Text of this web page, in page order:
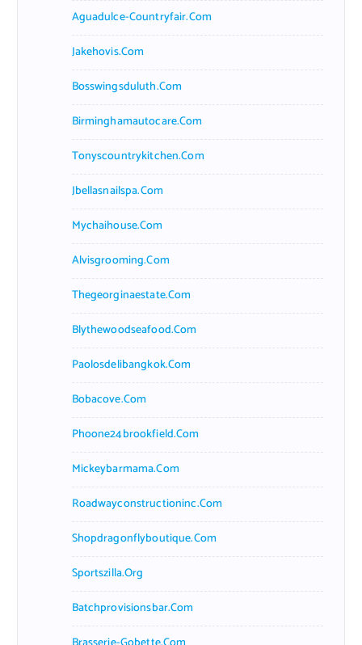
Aguadulce-Countryfair.com
Jakehovis.com
Bosswingsduluth.com
Birminghamautocare.com
Tonyscountrykitchen.com
Jbellasnailspa.com
Mychaihouse.com
Alvisgrooming.com
Thegeorginaestate.com
Blythewoodseafood.com
Paolosdelibangkok.com
Bobacove.com
Phoone24brookfield.com
Mickeybarmama.com
Roadwayconstructioninc.com
Shopdragonflyboutique.com
Sportszilla.org
Batchprovisionsbar.com